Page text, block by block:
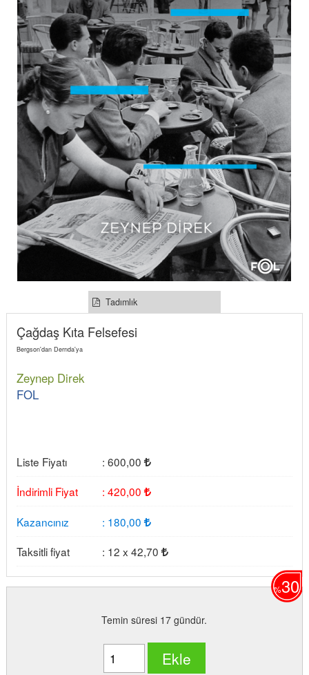
Tadımlık
Çağdaş Kıta Felsefesi
Bergson'dan Derrıda'ya
Zeynep Direk
FOL
Liste Fiyatı : 600,00
İndirimli Fiyat
: 420,00
Kazancınız
: 180,00
Taksitli fiyat
: 12 x 42,70
%30
Temin süresi 17 gündür.
Ekle